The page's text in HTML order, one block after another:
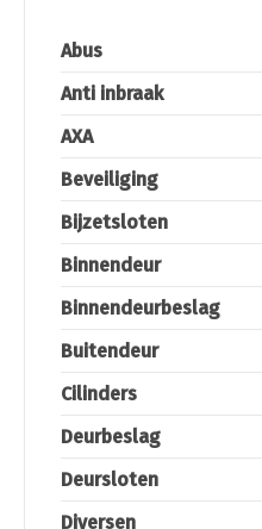
Abus
Anti inbraak
AXA
Beveiliging
Bijzetsloten
Binnendeur
Binnendeurbeslag
Buitendeur
Cilinders
Deurbeslag
Deursloten
Diversen